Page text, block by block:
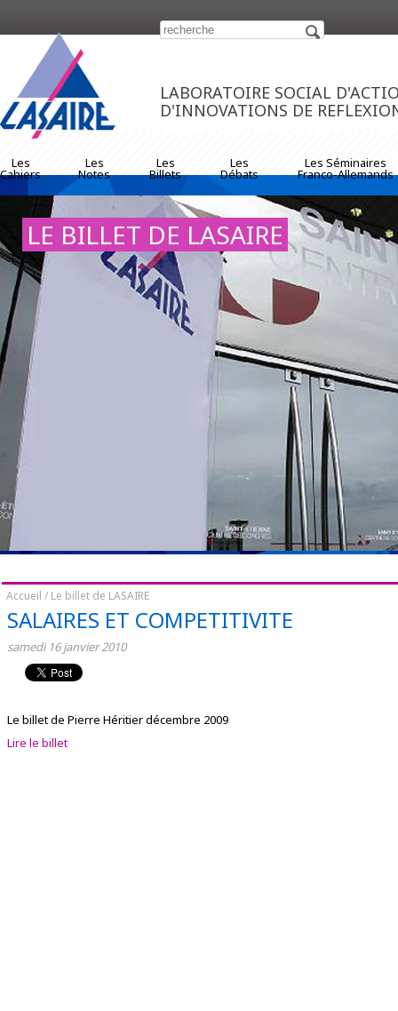
https://www.traditionrolex.com/33
LABORATOIRE SOCIAL
D'INNOVATIONS DE
Les
Cahiers
Les
Notes
Les
Billets
Les
Débats
Les Séminaires
Franco-Allemands
LE BILLET DE LASAIRE
Accueil / Le billet de LASAIRE
SALAIRES ET COMPETITIVITE
samedi 16 janvier2010
Le billet de Pierre Héritier décembre 2009
Lire le billet